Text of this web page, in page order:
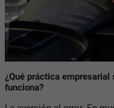
¿Qué práctica
funciona?